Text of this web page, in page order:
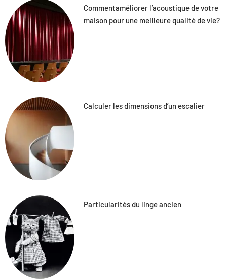
Commentaméliorer l’acoustique de votre
maison pour une meilleure qualité de vie?
Calculer les dimensions d’un escalier
Particularités du linge ancien